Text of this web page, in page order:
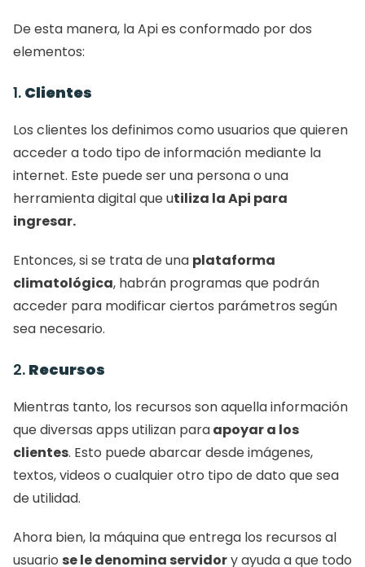
De esta manera, la Api es conformado por dos
elementos:
1. Clientes
Los clientes los definimos como usuarios que quieren
acceder a todo tipo de información mediante la
internet. Este puede ser una persona o una
herramienta digital que utiliza la Api para
ingresar.
Entonces, si se trata de una plataforma
climatológica, habrán programas que podrán
acceder para modificar ciertos parámetros según
sea necesario.
2. Recursos
Mientras tanto, los recursos son aquella información
que diversas apps utilizan para apoyar a los
clientes. Esto puede abarcar desde imágenes,
textos, videos o cualquier otro tipo de dato que sea
de utilidad.
Ahora bien, la máquina que entrega los recursos al
usuario se le denomina servidor y ayuda a que todo